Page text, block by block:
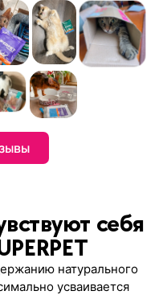
себя
натурального
усваивается